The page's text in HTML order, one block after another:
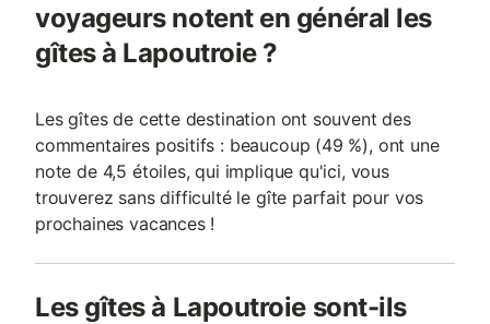
voyageurs notent en général les
gîtes à Lapoutroie ?
Les gîtes de cette destination ont souvent des
commentaires positifs : beaucoup (49 %), ont une
note de 4,5 étoiles, qui implique qu'ici, vous
trouverez sans difficulté le gîte parfait pour vos
prochaines vacances !
Les gîtes à Lapoutroie sont-ils